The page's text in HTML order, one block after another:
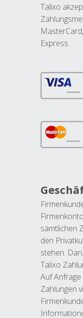
Talixo
Express.
sämtlichen
den
stehen.
Talixo
Auf
Zahlungen